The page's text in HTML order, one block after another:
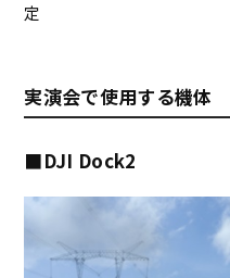
定
実演会で使用する機体
■DJI Dock2